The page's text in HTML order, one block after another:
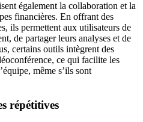
également la collaboration et la
financières. En offrant des
ils permettent aux utilisateurs de
de partager leurs analyses et de
certains outils intègrent des
ce qui facilite les
même s’ils sont
répétitives